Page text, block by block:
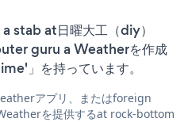
stab at日曜大工（diy）
guru a Weatherを作成
」を持っています。
アプリ、またはforeign
を提供するat rock-bottom